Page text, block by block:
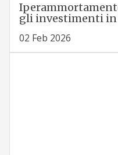
gli investimenti in
02 Feb 2026